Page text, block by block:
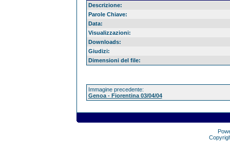
Descrizione:
Parole Chiave:
Data:
Visualizzazioni:
Downloads:
Giudizi:
Dimensioni del file:
Immagine precedente:
Genoa - Fiorentina 03/04/04